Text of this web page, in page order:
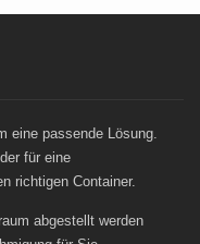
eine passende Lösung.
für eine
richtigen Container.
abgestellt werden